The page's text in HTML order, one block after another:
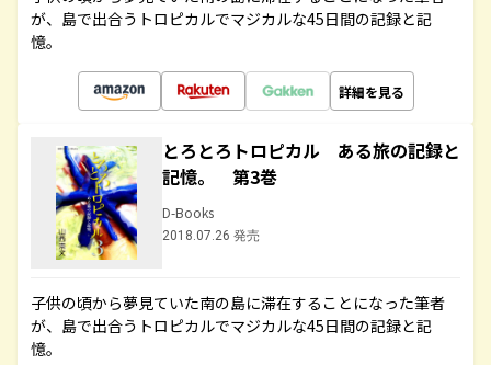
が、島で出合うトロピカルでマジカルな45日間の記録と記
憶。
詳細を見る
とろとろトロピカル ある旅の記録と
記憶。 第3巻
D-Books
2018.07.26 発売
子供の頃から夢見ていた南の島に滞在することになった筆者
が、島で出合うトロピカルでマジカルな45日間の記録と記
憶。